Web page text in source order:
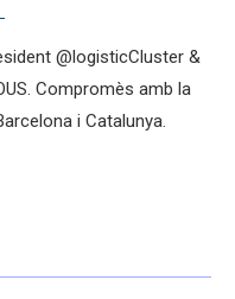
@logisticCluster &
Compromès amb la
i Catalunya.